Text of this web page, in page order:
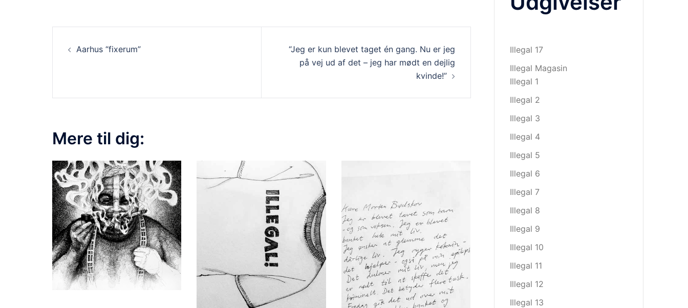
Aarhus “fixerum”
“Jeg er kun blevet taget én gang. Nu er jeg
på vej ud af det – jeg har mødt en dejlig
kvinde!”
Mere til dig:
Illegal 17
Illegal Magasin
Illegal 1
Illegal 2
Illegal 3
Illegal 4
Illegal 5
Illegal 6
Illegal 7
Illegal 8
Illegal 9
Illegal 10
Illegal 11
Illegal 12
Illegal 13